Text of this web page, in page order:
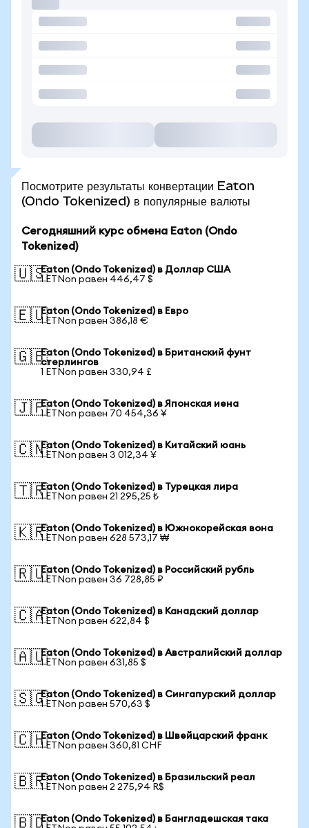
Посмотрите результаты конвертации Eaton
(Ondo Tokenized) в популярные валюты
Сегодняшний курс обмена Eaton (Ondo
Tokenized)
🇺🇸Eaton (Ondo Tokenized) в Доллар США
1 ETNon равен 446,47 $
🇪🇺Eaton (Ondo Tokenized) в Евро
1 ETNon равен 386,18 €
🇬🇧Eaton (Ondo Tokenized) в Британский фунт
стерлингов
1 ETNon равен 330,94 £
🇯🇵Eaton (Ondo Tokenized) в Японская иена
1 ETNon равен 70 454,36 ¥
🇨🇳Eaton (Ondo Tokenized) в Китайский юань
1 ETNon равен 3 012,34 ¥
🇹🇷Eaton (Ondo Tokenized) в Турецкая лира
1 ETNon равен 21 295,25 ₺
🇰🇷Eaton (Ondo Tokenized) в Южнокорейская вона
1 ETNon равен 628 573,17 ₩
🇷🇺Eaton (Ondo Tokenized) в Российский рубль
1 ETNon равен 36 728,85 ₽
🇨🇦Eaton (Ondo Tokenized) в Канадский доллар
1 ETNon равен 622,84 $
🇦🇺Eaton (Ondo Tokenized) в Австралийский доллар
1 ETNon равен 631,85 $
🇸🇬Eaton (Ondo Tokenized) в Сингапурский доллар
1 ETNon равен 570,63 $
🇨🇭Eaton (Ondo Tokenized) в Швейцарский франк
1 ETNon равен 360,81 CHF
🇧🇷Eaton (Ondo Tokenized) в Бразильский реал
1 ETNon равен 2 275,94 R$
🇧🇩Eaton (Ondo Tokenized) в Бангладешская така